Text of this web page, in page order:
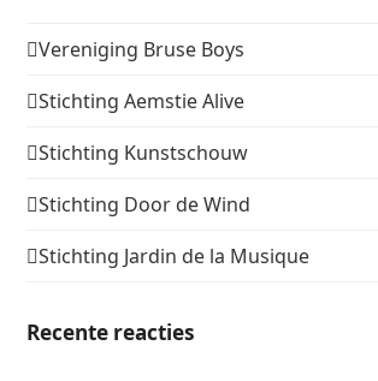
Vereniging Bruse Boys
Stichting Aemstie Alive
Stichting Kunstschouw
Stichting Door de Wind
Stichting Jardin de la Musique
Recente reacties